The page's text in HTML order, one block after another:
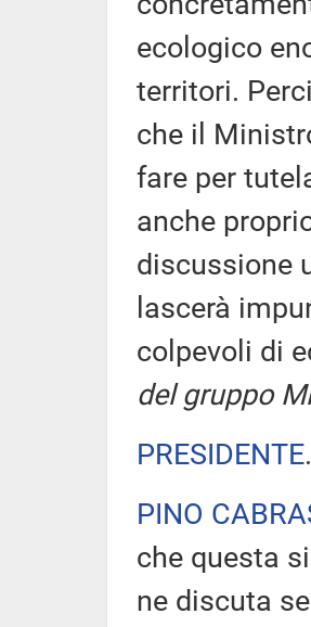
ecologico
territori.
che il
fare per
anche
discussione
lascerà
colpevoli di
del gruppo
PRESIDENTE
PINO
che questa
ne discuta